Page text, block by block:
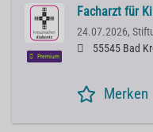
Premium
Facharzt für
24.07.2026,
55545 Bad
Merken